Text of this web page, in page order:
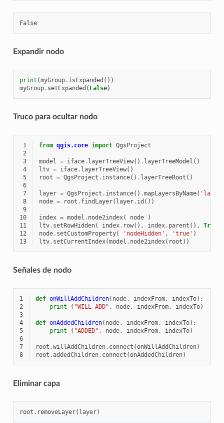
False
Expandir nodo
print (myGroup. isExpanded ())
myGroup. setExpanded ( False)
Truco para ocultar nodo
1 from qgis.core import QgsProject
2
3
model = iface. layerTreeView() . layerTreeModel ()
4
ltv = iface. layerTreeView()
5
root = QgsProject . instance() . layerTreeRoot ()
6
7
layer = QgsProject . instance() .mapLayersByName( 'layer
8
node = root . findLayer( layer. id ())
9
10
index = model . node2index( node
)
11
ltv. setRowHidden( index. row(), index. parent (), True
12
node. setCustomProperty( 'nodeHidden' , 'true' )
13
ltv. setCurrentIndex(model . node2index( root ))
Señales de nodo
1 def onWillAddChildren( node, indexFrom, indexTo):
2
print ( "WILL ADD" , node, indexFrom, indexTo)
3
4
def onAddedChildren( node, indexFrom, indexTo):
5
print ( "ADDED" , node, indexFrom, indexTo)
6
7
root .willAddChildren. connect (onWillAddChildren)
8
root .addedChildren. connect (onAddedChildren)
Eliminar capa
root . removeLayer( layer)